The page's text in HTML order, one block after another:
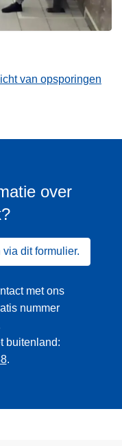
van opsporingen
over
dit formulier.
met ons
nummer
buitenland:
.